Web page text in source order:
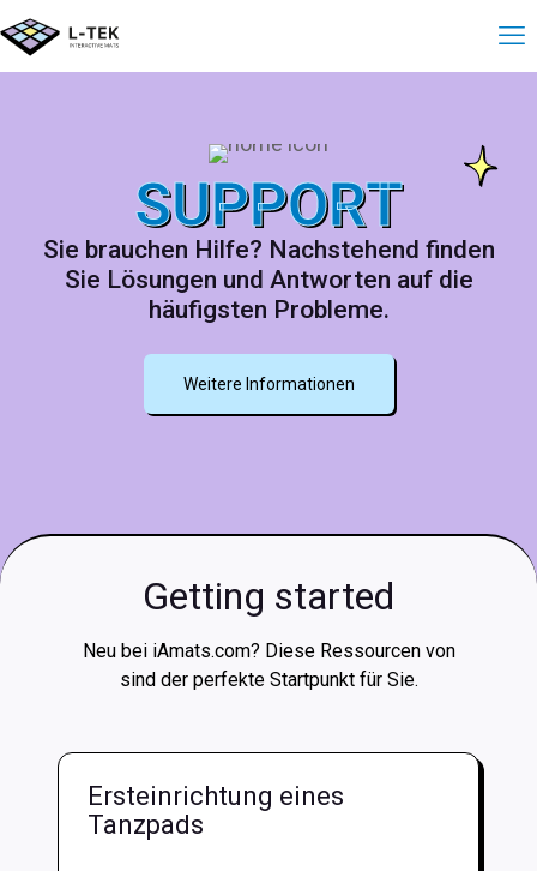
SUPPORT
Sie brauchen Hilfe? Nachstehend finden
Sie Lösungen und Antworten auf die
häufigsten Probleme.
Weitere Informationen
Getting started
Neu bei iAmats.com? Diese Ressourcen von
sind der perfekte Startpunkt für Sie.
Ersteinrichtung eines
Tanzpads